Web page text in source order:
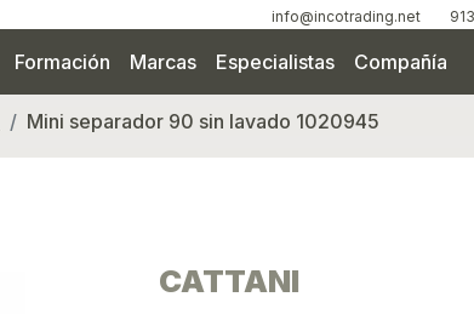
info@incotrading.net
Formación Marcas Especialistas Compañía
Mini separador 90 sin lavado 1020945
CATTANI